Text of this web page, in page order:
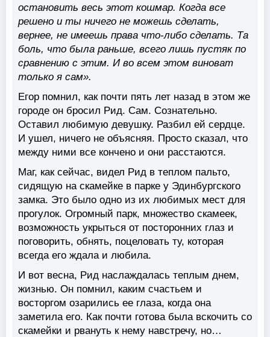
остановить весь этот кошмар. Когда все
решено и ты ничего не можешь сделать,
вернее, не имеешь права что-либо сделать. Та
боль, что была раньше, всего лишь пустяк по
сравнению с этим. И во всем этом виноват
только я сам».
Егор помнил, как почти пять лет назад в этом же
городе он бросил Рид. Сам. Сознательно.
Оставил любимую девушку. Разбил ей сердце.
И ушел, ничего не объясняя. Просто сказал, что
между ними все кончено и они расстаются.
Маг, как сейчас, видел Рид в теплом пальто,
сидящую на скамейке в парке у Эдинбургского
замка. Это было одно из их любимых мест для
прогулок. Огромный парк, множество скамеек,
возможность укрыться от посторонних глаз и
поговорить, обнять, поцеловать ту, которая
всегда его ждала и любила.
И вот весна, Рид наслаждалась теплым днем,
жизнью. Он помнил, каким счастьем и
восторгом озарились ее глаза, когда она
заметила его. Как почти готова была вскочить со
скамейки и рвануть к нему навстречу, но…